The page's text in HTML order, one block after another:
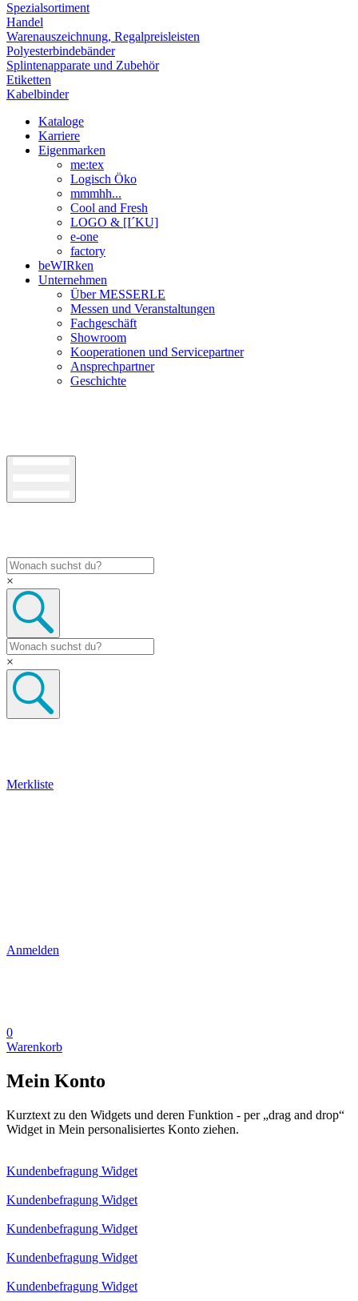
Spezialsortiment
Handel
Warenauszeichnung, Regalpreisleisten
Polyesterbindebänder
Splintenapparate und Zubehör
Etiketten
Kabelbinder
Kataloge
Karriere
Eigenmarken
me:tex
Logisch Öko
mmmhh...
Cool and Fresh
LOGO & [I´KU]
e-one
factory
beWIRken
Unternehmen
Über MESSERLE
Messen und Veranstaltungen
Fachgeschäft
Showroom
Kooperationen und Servicepartner
Ansprechpartner
Geschichte
×
×
Merkliste
Anmelden
0
Warenkorb
Mein Konto
Kurztext zu den Widgets und deren Funktion - per „drag and drop“
Widget in Mein personalisiertes Konto ziehen.
Kundenbefragung Widget
Kundenbefragung Widget
Kundenbefragung Widget
Kundenbefragung Widget
Kundenbefragung Widget